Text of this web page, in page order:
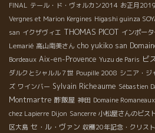
FINAL テール・ド・ヴォルカン2014 お正月
Vergnes et Marion Kergines Higashi guinza
san イクザヴィエ THOMAS PICOT インポー
Lemarié 高山南美さん cho yukiko san
Bordeaux Aix-en-Provence Yuzu de Paris ビ
ダルクとシャルル７世 Poupille 2008 シニア・ジ
ズ ワインバー Sylvain Richeaume Sébastien
Montmartre 酢飯屋 神田 Domaine
chez Lapierre Dijon Sancerre 小松屋さんのビス
区大島 セ・ル・ヴァン 収穫20年記念・クリス